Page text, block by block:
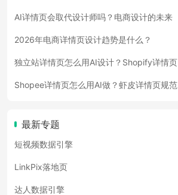
AI详情页会取代设计师吗？电商设计的未来
2026年电商详情页设计趋势是什么？
独立站详情页怎么用AI设计？Shopify详情页
Shopee详情页怎么用AI做？虾皮详情页规范
最新专题
短视频数据引擎
LinkPix落地页
达人数据引擎